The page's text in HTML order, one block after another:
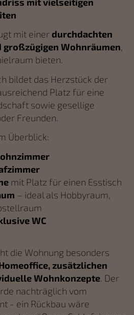
mit einerdurchdachten
großzügigen Wohnräumen,
bieten.
bildet das Herzstück der
Platz für eine
sowie gesellige
Freunden.
Überblick:
mit Platz für einen Esstisch
– ideal als Hobbyraum,
WC
die Wohnung besonders
zusätzlichen
Wohnkonzepte. Der
nachträglich vom
- ein Rückbau wäre